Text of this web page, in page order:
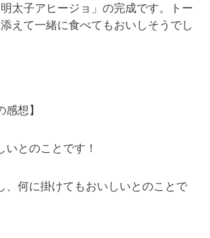
太子アヒージョ」の完成です。トー
えて一緒に食べてもおいしそうでし
感想】
とのことです！
、何に掛けてもおいしいとのことで